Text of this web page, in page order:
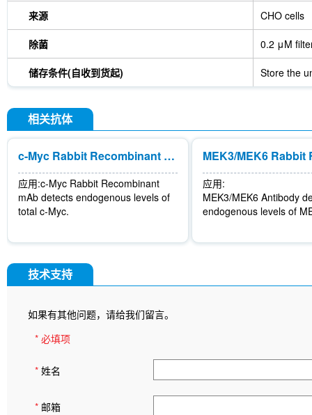
来源 CHO cells
除菌 0.2 μM
储存条件(自收到货起) Store the
相关抗体
c-Myc Rabbit Recombinant mAb
应用:c-Myc Rabbit Recombinant
mAb detects endogenous levels of
total c-Myc.
应用:
MEK3/MEK6 Antibody
endogenous levels of
技术支持
如果有其他问题，请给我们留言。
* 必填项
* 姓名
* 邮箱